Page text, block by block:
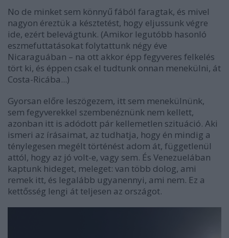
No de minket sem könnyű fából faragtak, és mivel
nagyon éreztük a késztetést, hogy eljussunk végre
ide, ezért belevágtunk. (Amikor legutóbb hasonló
eszmefuttatásokat folytattunk négy éve
Nicaraguában – na ott akkor épp fegyveres felkelés
tört ki, és éppen csak el tudtunk onnan menekülni, át
Costa-Ricába...)
Gyorsan előre leszögezem, itt sem menekülnünk,
sem fegyverekkel szembenéznünk nem kellett,
azonban itt is adódott pár kellemetlen szituáció. Aki
ismeri az írásaimat, az tudhatja, hogy én mindig a
ténylegesen megélt történést adom át, függetlenül
attól, hogy az jó volt-e, vagy sem. És Venezuelában
kaptunk hideget, meleget: van több dolog, ami
remek itt, és legalább ugyanennyi, ami nem. Ez a
kettősség lengi át teljesen az országot.